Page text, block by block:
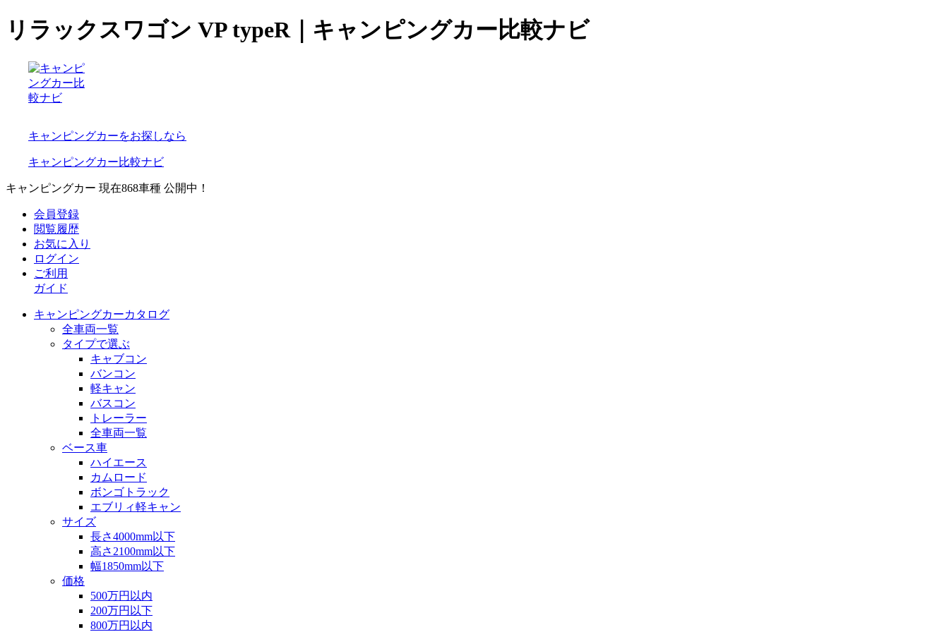
リラックスワゴン VP typeR｜キャンピングカー比較ナビ
キャンピングカーをお探しなら
キャンピングカー比較ナビ
キャンピングカー 現在868車種 公開中！
会員登録
閲覧履歴
お気に入り
ログイン
ご利用
ガイド
キャンピングカーカタログ
全車両一覧
タイプで選ぶ
キャブコン
バンコン
軽キャン
バスコン
トレーラー
全車両一覧
ベース車
ハイエース
カムロード
ボンゴトラック
エブリィ軽キャン
サイズ
長さ4000mm以下
高さ2100mm以下
幅1850mm以下
価格
500万円以内
200万円以下
800万円以内